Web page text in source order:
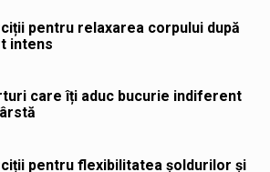
pentru relaxarea corpului după
intens
care îți aduc bucurie indiferent
pentru flexibilitatea șoldurilor și